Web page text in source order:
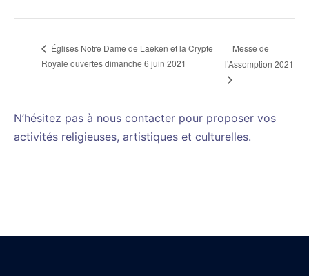
Églises Notre Dame de Laeken et la Crypte
Royale ouvertes dimanche 6 juin 2021
Messe de
l’Assomption 2021
N’hésitez pas à nous contacter pour proposer vos
activités religieuses, artistiques et culturelles.